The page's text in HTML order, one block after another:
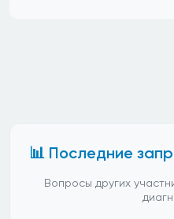
📊 Последние
Вопросы других